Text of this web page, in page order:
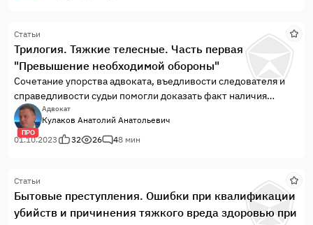
Статьи
Трилогия. Тяжкие телесные. Часть первая
"Превышение необходимой обороны"
Сочетание упорства адвоката, въедливости следователя и
справедливости судьи помогли доказать факт наличия
состояния необходимой обороны со стороны
обвиняемого. Так сложилось что майские праздники
традиционно «радуют» меня назначением в порядке ст.50
ПРО
Адвокат
Кулаков Анатолий Анатольевич
01.10.2023
32 26 48 мин
Статьи
Бытовые преступления. Ошибки при квалификации
убийств и причинения тяжкого вреда здоровью при